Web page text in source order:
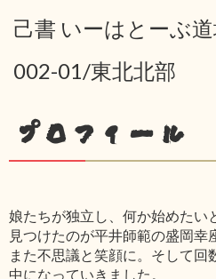
己書 いーはとーぶ
002-01/東北北部
プロフィール
娘たちが独立し、何か始めたい
見つけたのが平井師範の盛岡幸
また不思議と笑顔に。そして回
中になっていきました。